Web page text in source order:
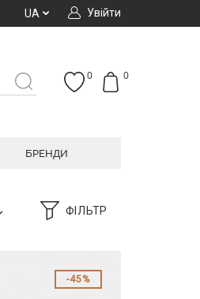
Увійти
UA
0
0
БРЕНДИ
ФІЛЬТР
45%